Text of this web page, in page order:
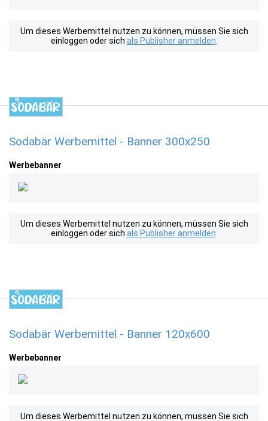
Um dieses Werbemittel nutzen zu können, müssen Sie sich
einloggen oder sich als Publisher anmelden
Sodabär Werbemittel - Banner 300x250
Werbebanner
Um dieses Werbemittel nutzen zu können, müssen Sie sich
einloggen oder sich als Publisher anmelden
Sodabär Werbemittel - Banner 120x600
Werbebanner
Um dieses Werbemittel nutzen zu können, müssen Sie sich